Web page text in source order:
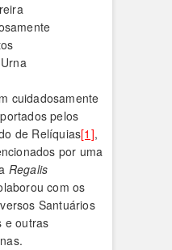
cuidadosamente
pelos
de Relíquias[1],
por uma
Regalis
com os
Santuários
e outras